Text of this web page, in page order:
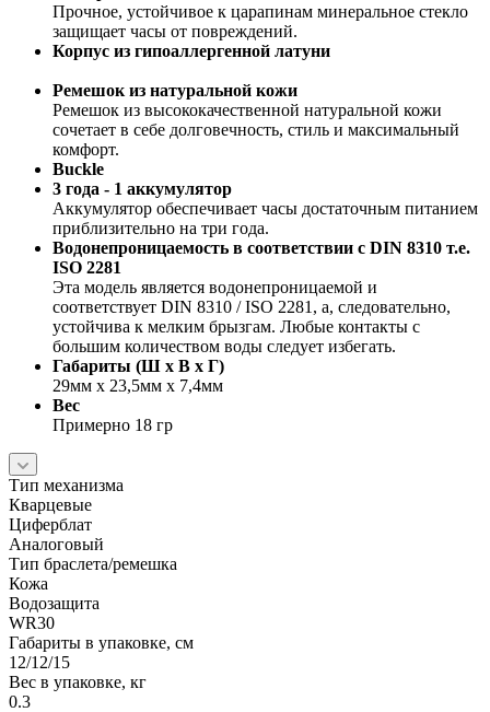
Прочное, устойчивое к царапинам минеральное стекло
защищает часы от повреждений.
Корпус из гипоаллергенной латуни
Ремешок из натуральной кожи
Ремешок из высококачественной натуральной кожи
сочетает в себе долговечность, стиль и максимальный
комфорт.
Buckle
3 года - 1 аккумулятор
Аккумулятор обеспечивает часы достаточным питанием
приблизительно на три года.
Водонепроницаемость в соответствии с DIN 8310 т.е.
ISO 2281
Эта модель является водонепроницаемой и
соответствует DIN 8310 / ISO 2281, а, следовательно,
устойчива к мелким брызгам. Любые контакты с
большим количеством воды следует избегать.
Габариты (Ш x В x Г)
29мм x 23,5мм x 7,4мм
Вес
Примерно 18 гр
Тип механизма
Кварцевые
Циферблат
Аналоговый
Тип браслета/ремешка
Кожа
Водозащита
WR30
Габариты в упаковке, см
12/12/15
Вес в упаковке, кг
0.3